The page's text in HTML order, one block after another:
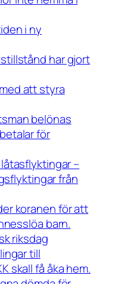
i ny
har gjort
att styra
belönas
för
–
från
koranen för att
barn.
riksdag
till
skall få åka hem.